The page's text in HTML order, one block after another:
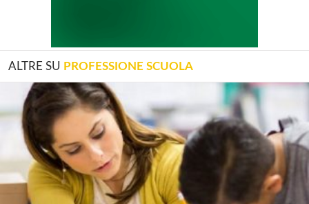
ALTRE SU PROFESSIONE SCUOLA